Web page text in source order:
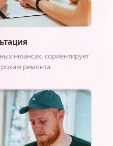
нюансах, сориентирует
ремонта